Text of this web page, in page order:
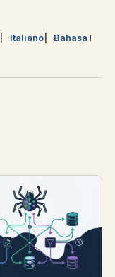
Italiano Bahasa